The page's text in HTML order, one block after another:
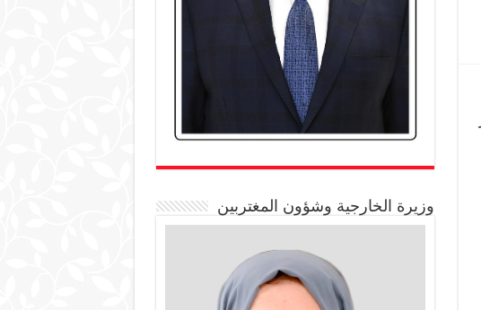
وزيرة الخارجية وشؤون المغتربين